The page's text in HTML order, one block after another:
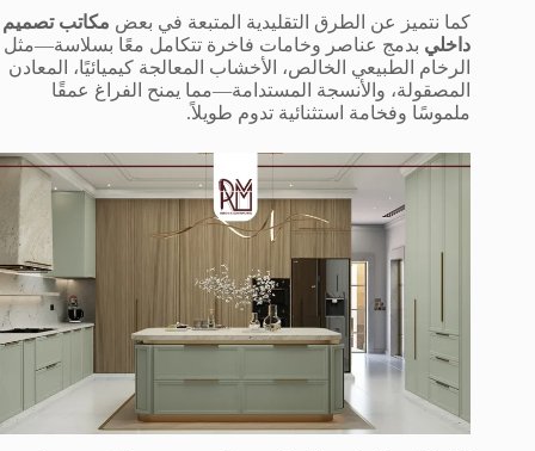
كما نتميز عن الطرق التقليدية المتبعة في بعض مكاتب تصميم
داخلي بدمج عناصر وخامات فاخرة تتكامل معًا بسلاسة—مثل
الرخام الطبيعي الخالص، الأخشاب المعالجة كيميائيًا، المعادن
المصقولة، والأنسجة المستدامة—مما يمنح الفراغ عمقًا
ملموسًا وفخامة استثنائية تدوم طويلاً.